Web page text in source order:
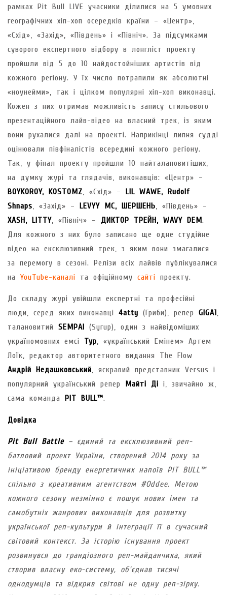
рамках Pit Bull LIVE учасники ділилися на 5 умовних
географічних хіп-хоп осередків країни – «Центр»,
«Схід», «Захід», «Південь» і «Північ». За підсумками
суворого експертного відбору в лонгліст проекту
пройшли від 5 до 10 найдостойніших артистів від
кожного регіону. У їх число потрапили як абсолютні
«ноунейми», так і цілком популярні хіп-хоп виконавці.
Кожен з них отримав можливість запису стильового
презентаційного лайв-відео на власний трек, із яким
вони рухалися далі на проекті. Наприкінці липня судді
оцінювали півфіналістів всередині кожного регіону.
Так, у фінал проекту пройшли 10 найталановитіших,
на думку журі та глядачів, виконавців: «Центр» –
BOYKOROY, KOSTOMZ, «Схід» – LIL WAWE, Rudolf
Shnaps, «Захід» – LEVYY MC, ШЕРШЕНЬ, «Південь» –
XASH, LITTY, «Північ» – ДИКТОР ТРЕЙН, WAVY DEM.
Для кожного з них було записано ще одне студійне
відео на ексклюзивний трек, з яким вони змагалися
за перемогу в сезоні. Релізи всіх лайвів публікувалися
на YouTube-каналі та офіційному сайті проекту.
До складу журі увійшли експертні та професійні
люди, серед яких виконавці 4atty (Гриби), репер GIGA1 ,
талановитий SEMPAI
(Syrup), один з найвідоміших
україномовних емсі Тур, «український Емінем» Артем
Лоїк, редактор авторитетного видання The Flow
Андрій Недашковський, яскравий представник Versus і
популярний український репер
Майті Ді і, звичайно ж,
сама команда
PIT BULL™.
Довідка
Pit Bull Battle– єдиний та ексклюзивний реп-
батловий проект України, створений 2014 року за
ініціативою бренду енергетичних напоїв PIT BULL™
спільно з креативним агентством #Oddee. Метою
кожного сезону незмінно є пошук нових імен та
самобутніх жанрових виконавців для розвитку
української реп-культури й інтеграції її в сучасний
світовий контекст. За історію існування проект
розвинувся до грандіозного реп-майданчика, який
створив власну еко-систему, об’єднав тисячі
однодумців та відкрив світові не одну реп-зірку.